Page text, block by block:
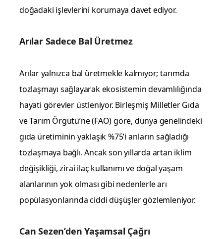
doğadaki işlevlerini korumaya davet ediyor.
Arılar Sadece Bal Üretmez
Arılar yalnızca bal üretmekle kalmıyor; tarımda
tozlaşmayı sağlayarak ekosistemin devamlılığında
hayati görevler üstleniyor. Birleşmiş Milletler Gıda
ve Tarım Örgütü’ne (FAO) göre, dünya genelindeki
gıda üretiminin yaklaşık %75’i arıların sağladığı
tozlaşmaya bağlı. Ancak son yıllarda artan iklim
değişikliği, zirai ilaç kullanımı ve doğal yaşam
alanlarının yok olması gibi nedenlerle arı
popülasyonlarında ciddi düşüşler gözlemleniyor.
Can Sezen’den Yaşamsal Çağrı